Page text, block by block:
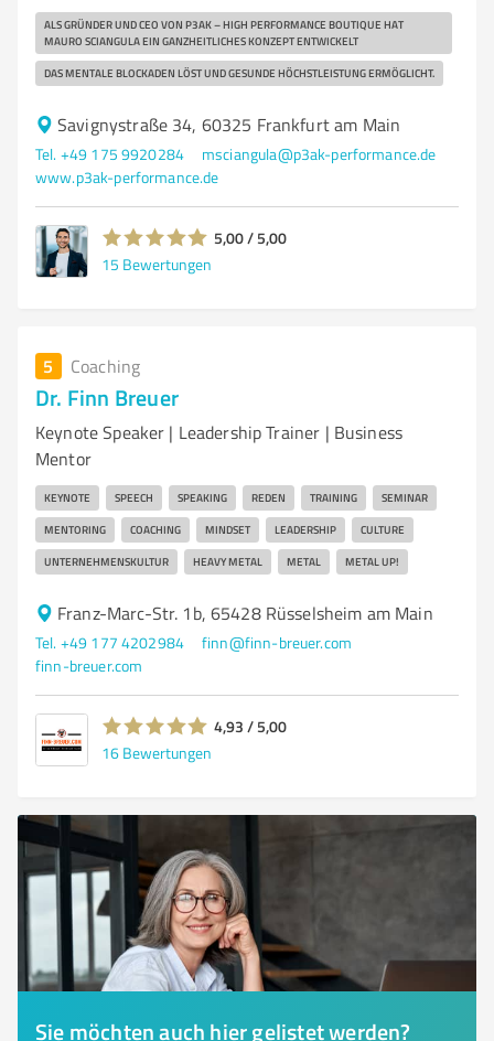
ALS GRÜNDER UND CEO VON P3AK – HIGH PERFORMANCE BOUTIQUE HAT
MAURO SCIANGULA EIN GANZHEITLICHES KONZEPT ENTWICKELT
DAS MENTALE BLOCKADEN LÖST UND GESUNDE HÖCHSTLEISTUNG ERMÖGLICHT.
Savignystraße 34, 60325 Frankfurt am Main
Tel. +49 175 9920284
msciangula@p3ak-performance.de
www.p3ak-performance.de
5,00 / 5,00
15 Bewertungen
5 Coaching
Dr. Finn Breuer
Keynote Speaker | Leadership Trainer | Business
Mentor
KEYNOTE SPEECH SPEAKING REDEN TRAINING SEMINAR
MENTORING COACHING MINDSET LEADERSHIP CULTURE
UNTERNEHMENSKULTUR HEAVY METAL METAL METAL UP!
Franz-Marc-Str. 1b, 65428 Rüsselsheim am Main
Tel. +49 177 4202984
finn@finn-breuer.com
finn-breuer.com
4,93 / 5,00
16 Bewertungen
Sie möchten auch hier gelistet werden?